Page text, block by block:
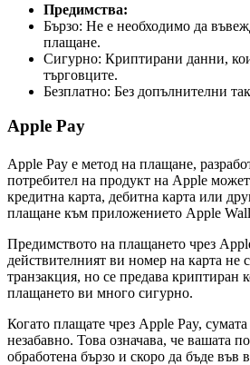
Предимства:
Бързо: Не е необходимо да
плащане.
Сигурно: Криптирани данни,
търговците.
Безплатно: Без допълнителни
Apple Pay
Apple Pay е метод на плащане,
потребител на продукт на Apple
кредитна карта, дебитна карта или
плащане към приложението Apple
Предимството на плащането чрез
действителният ви номер на карта не
транзакция, но се предава криптиран
плащането ви много сигурно.
Когато плащате чрез Apple Pay,
незабавно. Това означава, че вашата
обработена бързо и скоро да бъде във